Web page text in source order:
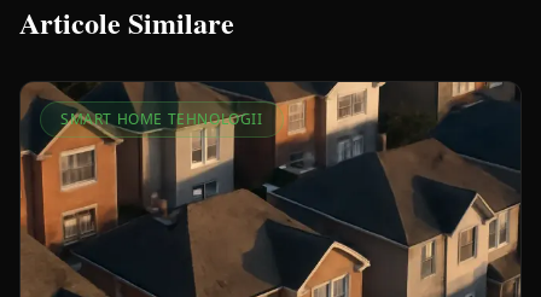
Articole Similare
SMART HOME TEHNOLOGII